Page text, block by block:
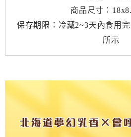
商品尺寸：
保存期限：冷藏2~3天內食用
所示